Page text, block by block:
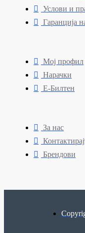
Услови и
Гаранција
Мој профил
Нарачки
Е-Билтен
За нас
Брендови